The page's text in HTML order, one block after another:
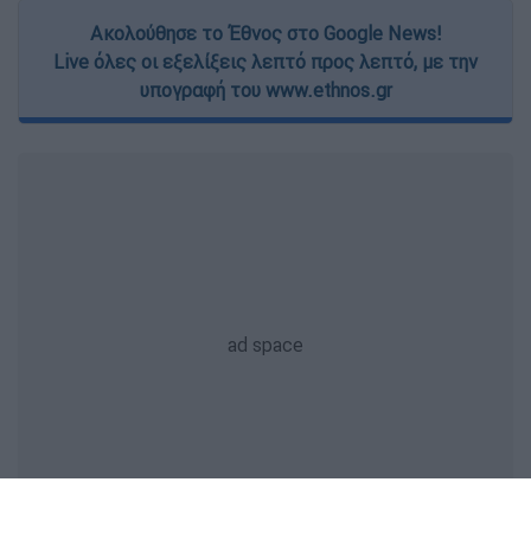
Ακολούθησε το Έθνος στο Google News!
Live όλες οι εξελίξεις λεπτό προς λεπτό, με την
υπογραφή του www.ethnos.gr